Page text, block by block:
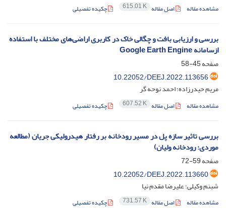
مشاهده مقاله اصل مقاله 615.01 K چکیده تفصیلی
بررسی و ارزیابی بافت و چگالی خاک در کاربری‌ اراضی‌های مختلف با استفاده
ازسامانه Google Earth Engine
صفحه45-58
‎10.22052/DEEJ.2022.113656
مریم حیدرزاده؛ احمد نوحه گر
مشاهده مقاله اصل مقاله 607.52 K چکیده تفصیلی
بررسی تاثیر سازه پل در مسیر رودخانه بر رفتار هیدرولیکی جریان (مطالعه
موردی: رودخانه ولیان)
صفحه59-72
‎10.22052/DEEJ.2022.113660
شبنم وکیلی؛ علیرضا مقدم نیا
مشاهده مقاله اصل مقاله 731.57 K چکیده تفصیلی